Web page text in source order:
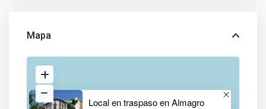
Mapa
Local en traspaso en Almagro